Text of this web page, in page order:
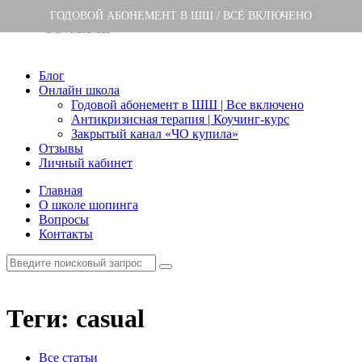
ГОДОВОЙ АБОНЕМЕНТ В ШШ / ВСЁ ВКЛЮЧЕНО
Блог
Онлайн школа
Годовой абонемент в ШШ | Все включено
Антикризисная терапия | Коучинг-курс
Закрытый канал «ЧО купила»
Отзывы
Личный кабинет
Главная
О школе шопинга
Вопросы
Контакты
Теги: casual
Все статьи